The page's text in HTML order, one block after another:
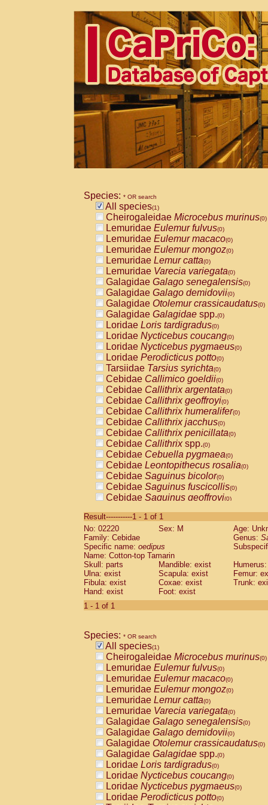
Species: * OR search
All species(1)
Cheirogaleidae Microcebus murinus(0)
Lemuridae Eulemur fulvus(0)
Lemuridae Eulemur macaco(0)
Lemuridae Eulemur mongoz(0)
Lemuridae Lemur catta(0)
Lemuridae Varecia variegata(0)
Galagidae Galago senegalensis(0)
Galagidae Galago demidovii(0)
Galagidae Otolemur crassicaudatus(0)
Galagidae Galagidae spp.(0)
Loridae Loris tardigradus(0)
Loridae Nycticebus coucang(0)
Loridae Nycticebus pygmaeus(0)
Loridae Perodicticus potto(0)
Tarsiidae Tarsius syrichta(0)
Cebidae Callimico goeldii(0)
Cebidae Callithrix argentata(0)
Cebidae Callithrix geoffroyi(0)
Cebidae Callithrix humeralifer(0)
Cebidae Callithrix jacchus(0)
Cebidae Callithrix penicillata(0)
Cebidae Callithrixspp.(0)
Cebidae Cebuella pygmaea(0)
Cebidae Leontopithecus rosalia(0)
Cebidae Saguinus bicolor(0)
Cebidae Saguinus fuscicollis(0)
Cebidae Saguinus geoffroyi(0)
CebidaeSaguinus labiatus(0)
Cebidae Saguinus leucopus (0)
Cebidae
CebidaeSaguinus mystax
Cebidae Saguinus nigricollis (0)
Cebidae Saguinus oedipus
Cebidae Saguinus weddelli
Cebidae Saguinusspp.
Cebidae
CebidaeCebus capucinus
CebidaeCebus nigrivittatus
CebidaeCebus spp.(0)
CebidaeSaimiri boliviensis(0)
CebidaeSaimiri sciureus(0)
AtelidaeAlouatta caraya(0)
AtelidaeAlouatta fusca(0)
AtelidaeAlouatta seniculus(0)
AtelidaeAlouattaspp.(0)
AtelidaeAteles belzebuth(0)
AtelidaeAteles geoffroyi(0)
AtelidaeAteles paniscus(0)
AtelidaeAtelesspp.(0)
AtelidaeLagothrix lagothricha(0)
AtelidaeLagothrix lagothricha cana
PitheciidaeCacajao calvus
Result-----------1 - 1 of 1
No: 02220
Sex: M
Age:
Family: Cebidae
Genus:
Specific name: oedipus
Name: Cotton-top Tamarin
Skull: parts
Mandible: exist
Ulna: exist
Scapula: exist
Femur:
Fibula: exist
Coxae: exist
Trunk:
Hand: exist
Foot: exist
1 - 1 of 1
Species: * OR search
All species(1)
Cheirogaleidae Microcebus murinus(0)
Lemuridae Eulemur fulvus(0)
Lemuridae Eulemur macaco(0)
Lemuridae Eulemur mongoz(0)
Lemuridae Lemur catta(0)
Lemuridae Varecia variegata(0)
Galagidae Galago senegalensis(0)
Galagidae Galago demidovii(0)
Galagidae Otolemur crassicaudatus(0)
Galagidae Galagidae spp.(0)
Loridae Loris tardigradus(0)
Loridae Nycticebus coucang(0)
Loridae Nycticebus pygmaeus(0)
Loridae Perodicticus potto(0)